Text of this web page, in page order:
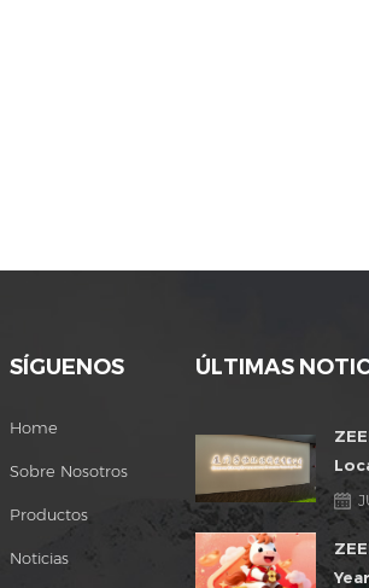
SÍGUENOS
Home
Sobre Nosotros
Productos
Noticias
ÚLTIMAS